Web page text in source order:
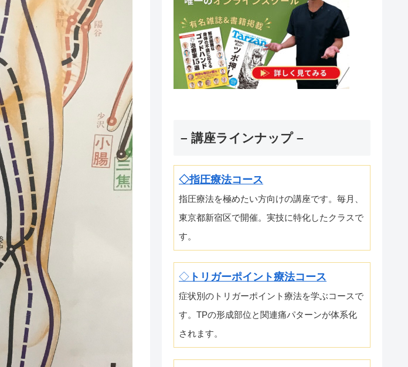
– 講座ラインナップ –
◇指圧療法コース
指圧療法を極めたい方向けの講座です。毎月、
東京都新宿区で開催。実技に特化したクラスで
す。
◇ トリガーポイント療法コース
症状別のトリガーポイント療法を学ぶコースで
す。TPの形成部位と関連痛パターンが体系化
されます。